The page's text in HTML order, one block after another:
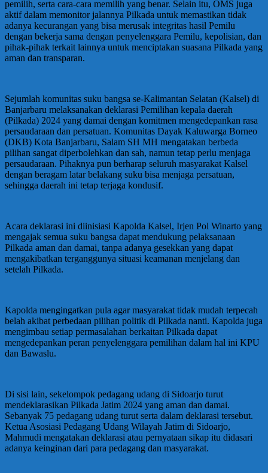
pemilih, serta cara-cara memilih yang benar. Selain itu, OMS juga
aktif dalam memonitor jalannya Pilkada untuk memastikan tidak
adanya kecurangan yang bisa merusak integritas hasil Pemilu
dengan bekerja sama dengan penyelenggara Pemilu, kepolisian, dan
pihak-pihak terkait lainnya untuk menciptakan suasana Pilkada yang
aman dan transparan.
Sejumlah komunitas suku bangsa se-Kalimantan Selatan (Kalsel) di
Banjarbaru melaksanakan deklarasi Pemilihan kepala daerah
(Pilkada) 2024 yang damai dengan komitmen mengedepankan rasa
persaudaraan dan persatuan. Komunitas Dayak Kaluwarga Borneo
(DKB) Kota Banjarbaru, Salam SH MH mengatakan berbeda
pilihan sangat diperbolehkan dan sah, namun tetap perlu menjaga
persaudaraan. Pihaknya pun berharap seluruh masyarakat Kalsel
dengan beragam latar belakang suku bisa menjaga persatuan,
sehingga daerah ini tetap terjaga kondusif.
Acara deklarasi ini diinisiasi Kapolda Kalsel, Irjen Pol Winarto yang
mengajak semua suku bangsa dapat mendukung pelaksanaan
Pilkada aman dan damai, tanpa adanya gesekkan yang dapat
mengakibatkan terganggunya situasi keamanan menjelang dan
setelah Pilkada.
Kapolda mengingatkan pula agar masyarakat tidak mudah terpecah
belah akibat perbedaan pilihan politik di Pilkada nanti. Kapolda juga
mengimbau setiap permasalahan berkaitan Pilkada dapat
mengedepankan peran penyelenggara pemilihan dalam hal ini KPU
dan Bawaslu.
Di sisi lain, sekelompok pedagang udang di Sidoarjo turut
mendeklarasikan Pilkada Jatim 2024 yang aman dan damai.
Sebanyak 75 pedagang udang turut serta dalam deklarasi tersebut.
Ketua Asosiasi Pedagang Udang Wilayah Jatim di Sidoarjo,
Mahmudi mengatakan deklarasi atau pernyataan sikap itu didasari
adanya keinginan dari para pedagang dan masyarakat.